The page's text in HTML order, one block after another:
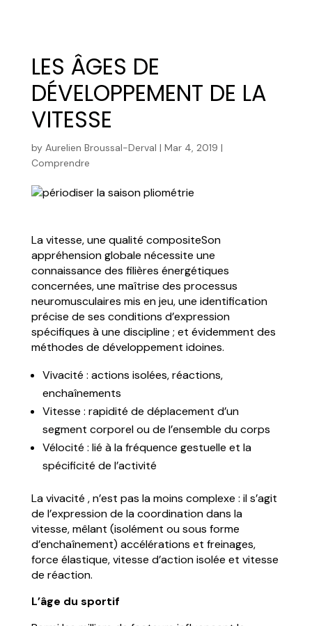
LES ÂGES DE
DÉVELOPPEMENT DE LA
VITESSE
by Aurelien Broussal-Derval | Mar 4, 2019 |
Comprendre
La vitesse, une qualité compositeSon
appréhension globale nécessite une
connaissance des filières énergétiques
concernées, une maîtrise des processus
neuromusculaires mis en jeu, une identification
précise de ses conditions d’expression
spécifiques à une discipline ; et évidemment des
méthodes de développement idoines.
Vivacité : actions isolées, réactions,
enchaînements
Vitesse : rapidité de déplacement d’un
segment corporel ou de l’ensemble du corps
Vélocité : lié à la fréquence gestuelle et la
spécificité de l’activité
La vivacité , n’est pas la moins complexe : il s’agit
de l’expression de lacoordinationdans la
vitesse, mêlant (isolément ou sous forme
d’enchaînement) accélérations et freinages,
force élastique, vitesse d’action isolée et vitesse
de réaction.
L’âge du sportif